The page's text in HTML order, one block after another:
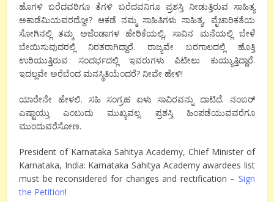
ಹೊಗಳಿ ಬರೆದವರಿಗೂ ತೆಗಳಿ ಬರೆದವನಿಗೂ ಪ್ರಶಸ್ತಿ ನೀಡುತ್ತಿರುವ ಸಾಹಿತ್ಯ
ಅಕಾಡೆಮಿಯವರದ್ದೋ? ಆಕಡೆ ನಮ್ಮ ಸಾಹಿತಿಗಳು ಸಾಹಿತ್ಯ, ವೈಚಾರಿಕತೆಯ
ಸೋಗಿನಲ್ಲಿ ತಮ್ಮ ಅಜೆಂಡಾಗಳ ಹೇರಿಕೆಯಲ್ಲಿ, ಸಾವಿನ ಮನೆಯಲ್ಲಿ ಬೇಳೆ
ಬೇಯಿಸುವುದರಲ್ಲಿ ನಿರತರಾಗಿದ್ದಾರೆ. ರಾಜ್ಯವೇ ಬರಗಾಲದಲ್ಲಿ ಹೊತ್ತಿ
ಉರಿಯುತ್ತಿರುವ ಸಂದರ್ಭದಲ್ಲಿ ಇವರುಗಳು ಪಿಟೀಲು ಕುಯ್ಯುತ್ತಿದ್ದಾರೆ.
ಇದಲ್ಲವೇ ಅರೆಬೆಂದ ಮನಸ್ಥಿತಿಯೆಂದರೆ? ನೀವೇ ಹೇಳಿ!
ಯಾರೇನೇ ಹೇಳಲಿ. ಸಹಿ ಸಂಗ್ರಹ ಏಳು ಸಾವಿರವನ್ನು ದಾಟಿದೆ. ನಂಬರ್
ಎಷ್ಟಾಯ್ತು ಎಂಬುದು ಮುಖ್ಯವಲ್ಲ. ಪ್ರಶಸ್ತಿ ಹಿಂಪಡೆಯುವವರೆಗೂ
ಮುಂದುವರೆಸೋಣ.
President of Karnataka Sahitya Academy, Chief Minister of
Karnataka, India: Karnataka Sahitya Academy awardees list
must be reconsidered for changes and rectification – Sign
the Petition!